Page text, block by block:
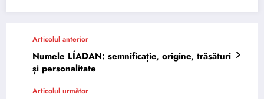
Articolul anterior
Numele LÍADAN: semnificație, origine, trăsături
și personalitate
Articolul următor